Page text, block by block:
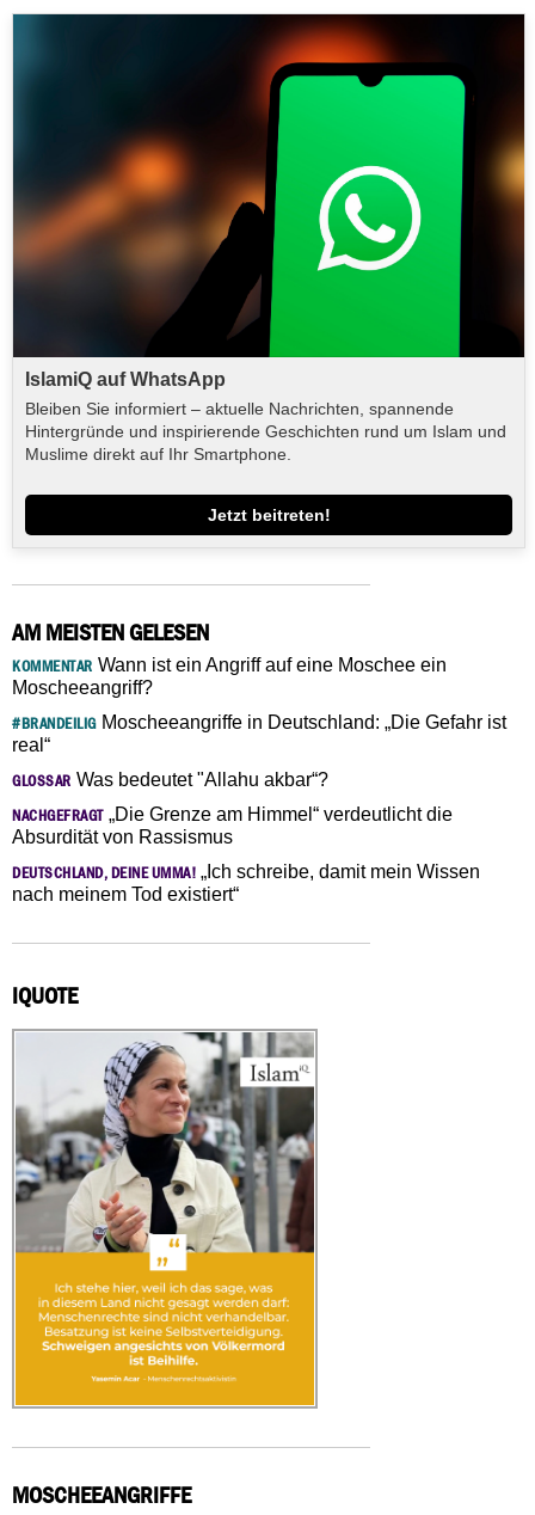
IslamiQ auf WhatsApp
Bleiben Sie informiert – aktuelle Nachrichten, spannende
Hintergründe und inspirierende Geschichten rund um Islam und
Muslime direkt auf Ihr Smartphone.
Jetzt beitreten!
AM MEISTEN GELESEN
KOMMENTAR Wann ist ein Angriff auf eine Moschee ein
Moscheeangriff?
#BRANDEILIGMoscheeangriffe in Deutschland: „Die Gefahr ist
real“
GLOSSAR Was bedeutet "Allahu akbar“?
NACHGEFRAGT„Die Grenze am Himmel“ verdeutlicht die
Absurdität von Rassismus
DEUTSCHLAND, DEINE UMMA! „Ich schreibe, damit mein Wissen
nach meinem Tod existiert“
IQUOTE
MOSCHEEANGRIFFE